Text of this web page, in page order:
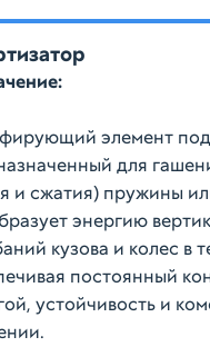
элемент
для
и сжатия) пружины
энергию
кузова и колес в
постоянный
устойчивость и